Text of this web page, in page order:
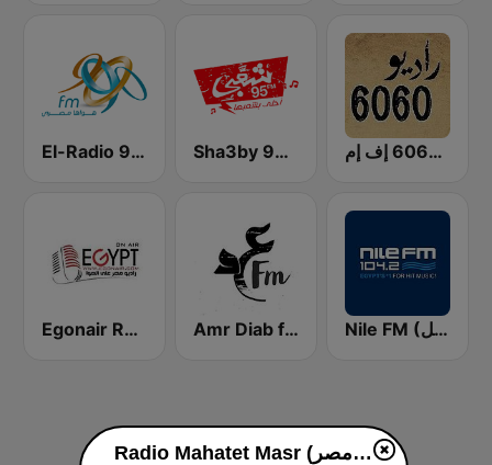
El-Radio‎ 9090 (الراديو٩٠٩٠) Sha3by 95 FM راديو 6060 إف إم
Egonair Radio (راديو مصر على الهوا) Amr Diab fm عمرو دياب Nile FM (اف ام النيل)
Radio Mahatet Masr (محطة مصر) en vivo